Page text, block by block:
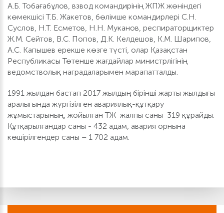
А.Б. Тобағабұлов, взвод командирінің ЖПЖ жөніндегі
көмекшісі Т.Б. Жакетов, бөлімше командирлері С.Н.
Суслов, Н.Т. Есметов, Н.Н. Муканов, респираторщиктер
Ж.М. Сейтов, В.С. Попов, Д.К. Келдешов, К.М. Шарипов,
А.С. Капышев ерекше көзге түсті, олар Қазақстан
Республикасы Төтенше жағдайлар министрлігінің
ведомстволық наградаларымен марапатталды.
1991 жылдан бастап 2017 жылдың бірінші жарты жылдығы
аралығында жүргізілген авариялық-құтқару
жұмыстарының, жойылған ТЖ жалпы саны 319 құрайды.
Құтқарылғандар саны - 432 адам, авария орнына
көшірілгендер саны – 1 702 адам.